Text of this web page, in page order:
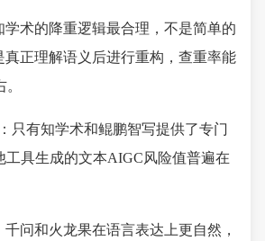
学术的降重逻辑最合理，不是简单的
真正理解语义后进行重构，查重率能
只有知学术和鲲鹏智写提供了专门
工具生成的文本AIGC风险值普遍在
问和火龙果在语言表达上更自然，